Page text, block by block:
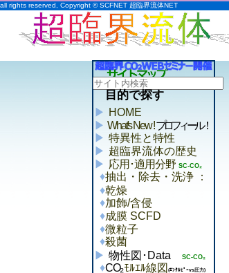
all rights reserved, Copyright © SCFNET 超臨界流体NET
目的で探す
HOME
What's New !プロフィール！
特異性と特性
超臨界流体の歴史
応用･適用分野 SC-CO₂
抽出・除去・洗浄 ：
乾燥
加飾/含侵
成膜 SCFD
微粒子
殺菌
物性図･Data
SC-CO₂
CO₂ﾓﾙｴﾙ線図(ｴﾝﾀﾙﾋﾟｰvs圧力)